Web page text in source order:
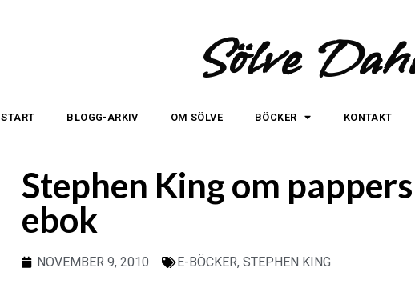
Sölve
START BLOGG-ARKIV OM SÖLVE BÖCKER KONTAKT
Stephen King om
ebok
NOVEMBER 9, 2010 E-BÖCKER, STEPHEN KING